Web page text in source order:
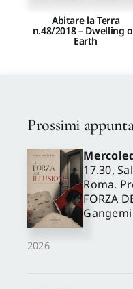
Abitare la Terra
n.48/2018 – Dwelling
Earth
Prossimi
2026
17.30,
Roma.
FORZA